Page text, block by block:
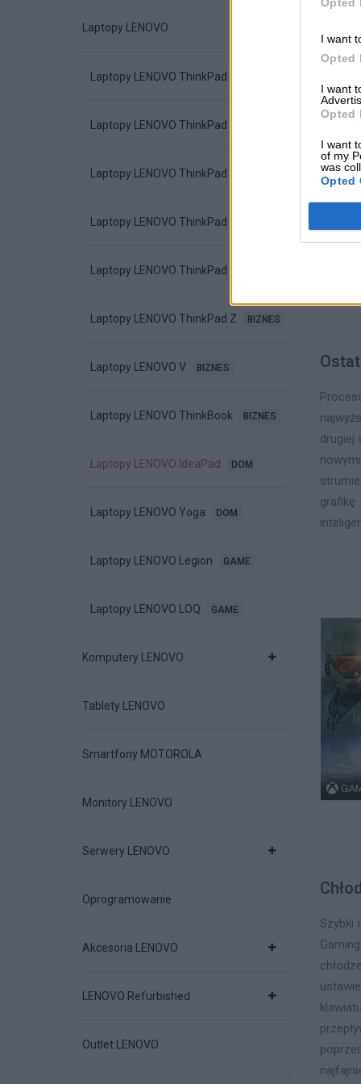
I want
Opted
I want
Opted
I want
of my
was
Opted
Laptopy LENOVO
Laptopy LENOVO ThinkPad L
Laptopy LENOVO ThinkPad E
Laptopy LENOVO ThinkPad T
Laptopy LENOVO ThinkPad P
Laptopy LENOVO ThinkPad X
Laptopy LENOVO ThinkPad Z BIZNES
Laptopy LENOVO V BIZNES
Laptopy LENOVO ThinkBook BIZNES
Laptopy LENOVO IdeaPad DOM
Laptopy LENOVO Yoga DOM
Laptopy LENOVO Legion GAME
Laptopy LENOVO LOQ GAME
Komputery LENOVO
Tablety LENOVO
Smartfony MOTOROLA
Monitory LENOVO
Serwery LENOVO
Oprogramowanie
Akcesoria LENOVO
LENOVO Refurbished
Outlet LENOVO
drugiej
Szybki